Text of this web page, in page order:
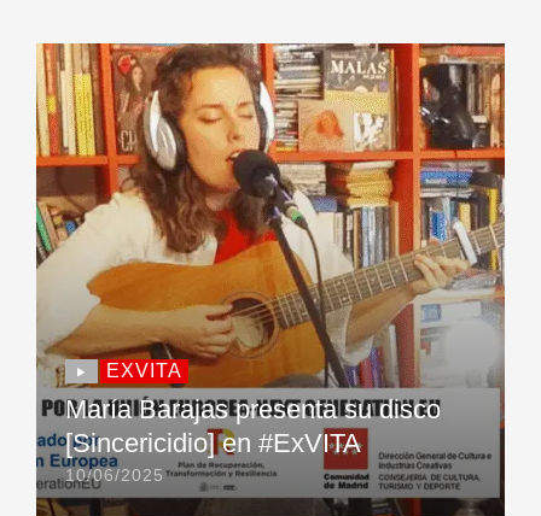
EXVITA
María Barajas presenta su disco
[Sincericidio] en #ExVITA
10/06/2025